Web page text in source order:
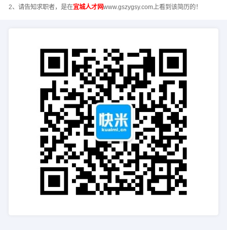
2、请告知求职者，是在宜城人才网www.gszygsy.com上看到该简历的！